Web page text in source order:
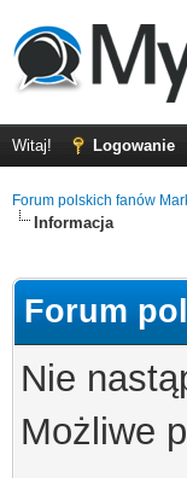
Witaj! Logowanie
Forum polskich fanów
Informacja
Forum
Nie
Możliwe